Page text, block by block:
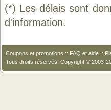
(*) Les délais sont
d'information.
Coupons et promotions :: FAQ et aide ::
Tous droits réservés. Copyright © 2003-